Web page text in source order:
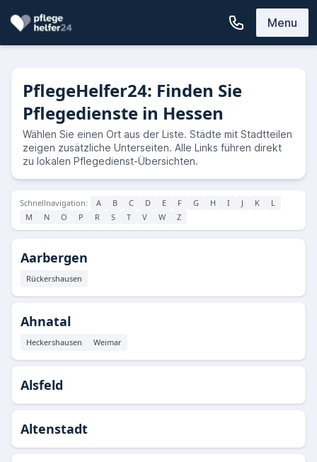
Menu
PflegeHelfer24: Finden Sie
Pflegedienste in Hessen
Wählen Sie einen Ort aus der Liste. Städte mit Stadtteilen
zeigen zusätzliche Unterseiten. Alle Links führen direkt
zu lokalen Pflegedienst-Übersichten.
Schnellnavigation: A B C D E F G H I J K
L
M
N O P R S T V W Z
Aarbergen
Rückershausen
Ahnatal
Heckershausen Weimar
Alsfeld
Altenstadt